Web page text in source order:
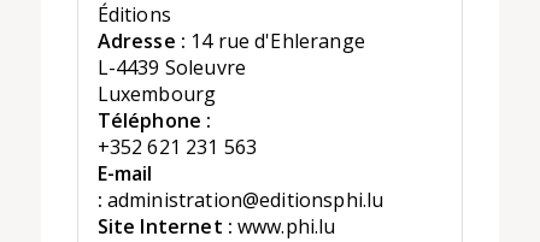
Éditions
Adresse : 14 rue d'Ehlerange
L-4439 Soleuvre
Luxembourg
Téléphone :
+352 621 231 563
E-mail
: administration@editionsphi.lu
Site Internet : www.phi.lu